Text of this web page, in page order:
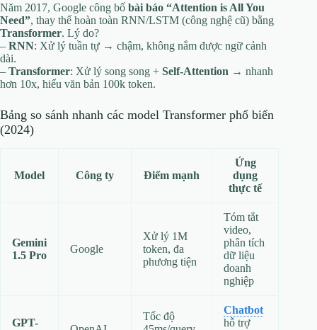
Năm 2017, Google công bố bài báo “Attention is All You
Need”, thay thế hoàn toàn RNN/LSTM (công nghệ cũ) bằng
Transformer. Lý do?
– RNN: Xử lý tuần tự → chậm, không nắm được ngữ cảnh
dài.
– Transformer: Xử lý song song + Self-Attention → nhanh
hơn 10x, hiểu văn bản 100k token.
Bảng so sánh nhanh các model Transformer phổ biến
(2024)
Model Công ty Điểm mạnh
Ứng
dụng
thực tế
Gemini
1.5 Pro
Google
Xử lý 1M
token, đa
phương tiện
Tóm tắt
video,
phân tích
dữ liệu
doanh
nghiệp
GPT-
Tốc độ
Chatbot
hỗ trợ